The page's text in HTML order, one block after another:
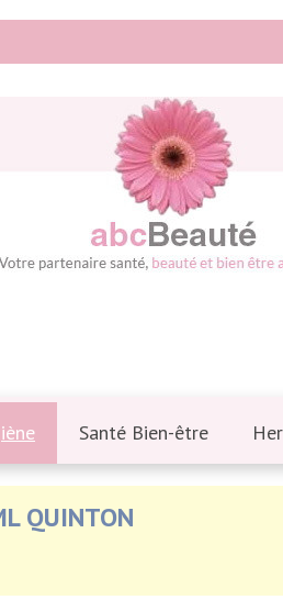
Santé Bien-être
QUINTON